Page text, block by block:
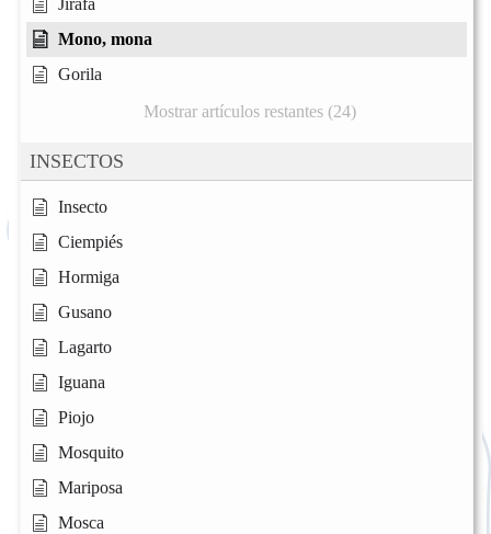
Jirafa
Mono, mona
Gorila
Mostrar artículos restantes (24)
INSECTOS
Insecto
Ciempiés
Hormiga
Gusano
Lagarto
Iguana
Piojo
Mosquito
Mariposa
Mosca